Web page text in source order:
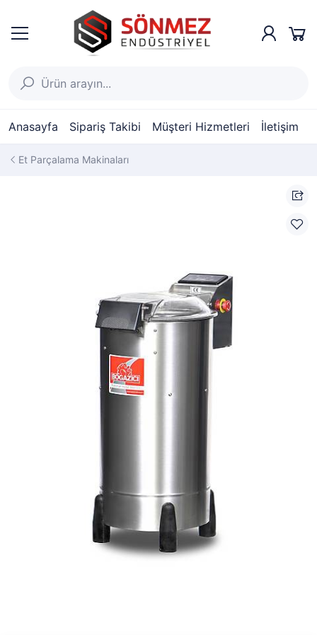
Anasayfa Sipariş Takibi Müşteri Hizmetleri İletişim
Et Parçalama Makinaları